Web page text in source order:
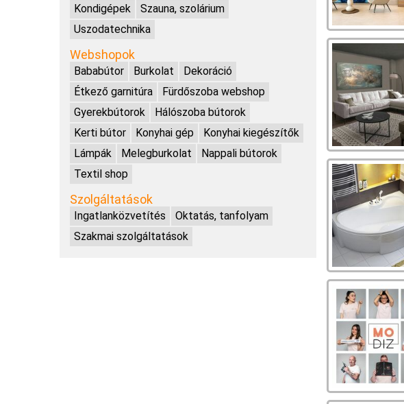
Kondigépek
Szauna, szolárium
Uszodatechnika
Webshopok
Bababútor Burkolat
Dekoráció
Étkező garnitúra
Fürdőszoba webshop
Gyerekbútorok
Hálószoba bútorok
Kerti bútor
Konyhai gép
Konyhai kiegészítők
Lámpák
Melegburkolat
Nappali bútorok
Textil shop
Szolgáltatások
Ingatlanközvetítés
Oktatás, tanfolyam
Szakmai szolgáltatások